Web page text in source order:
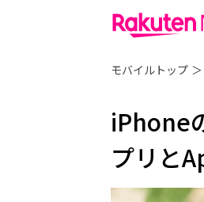
モバイルトップ ＞
iPhone
プリと